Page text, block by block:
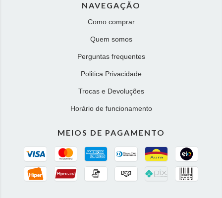
NAVEGAÇÃO
Como comprar
Quem somos
Perguntas frequentes
Politica Privacidade
Trocas e Devoluções
Horário de funcionamento
MEIOS DE PAGAMENTO